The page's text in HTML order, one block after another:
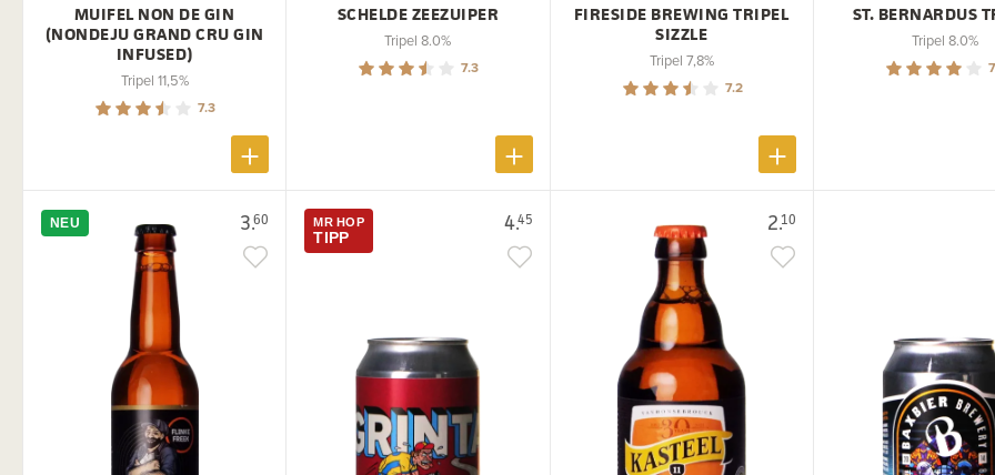
MUIFEL NON DE GIN
(NONDEJU GRAND CRU GIN
INFUSED)
Tripel 11,5%
7.3
SCHELDE ZEEZUIPER
Tripel 8.0%
7.3
FIRESIDE BREWING TRIPEL
SIZZLE
Tripel 7,8%
7.2
ST. BERNARDUS
Tripel 8.0%
3.60
NEU 4.45
MR HOP
TIPP
2.10